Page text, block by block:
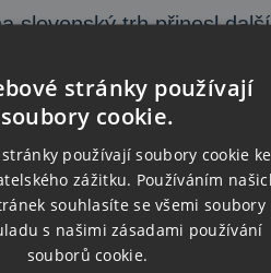
slovenský trh přinesl další
mimo Českou republiku.
2018
stránky používají
soubory cookie.
používají soubory cookie ke
zážitku. Používáním
souhlasíte se všemi soubory
s našimi zásadami používání
souborů cookie.